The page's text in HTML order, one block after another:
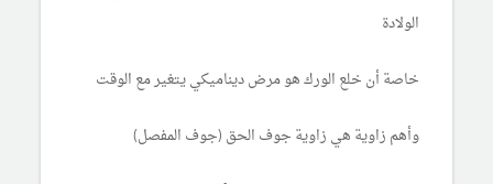
الولادة
خاصة أن خلع الورك هو مرض ديناميكي يتغير مع الوقت
وأهم زاوية هي زاوية جوف الحق (جوف المفصل)